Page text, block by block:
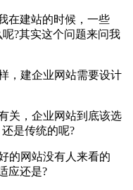
在建站的时候，一些
?其实这个问题来问我
，建企业网站需要设计
关，企业网站到底该选
是传统的呢?
的网站没有人来看的
应还是?